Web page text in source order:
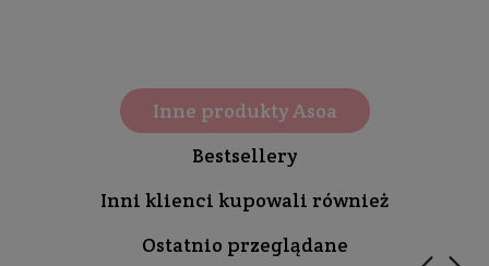
Inne produkty Asoa
Bestsellery
Inni klienci kupowali również
Ostatnio przeglądane